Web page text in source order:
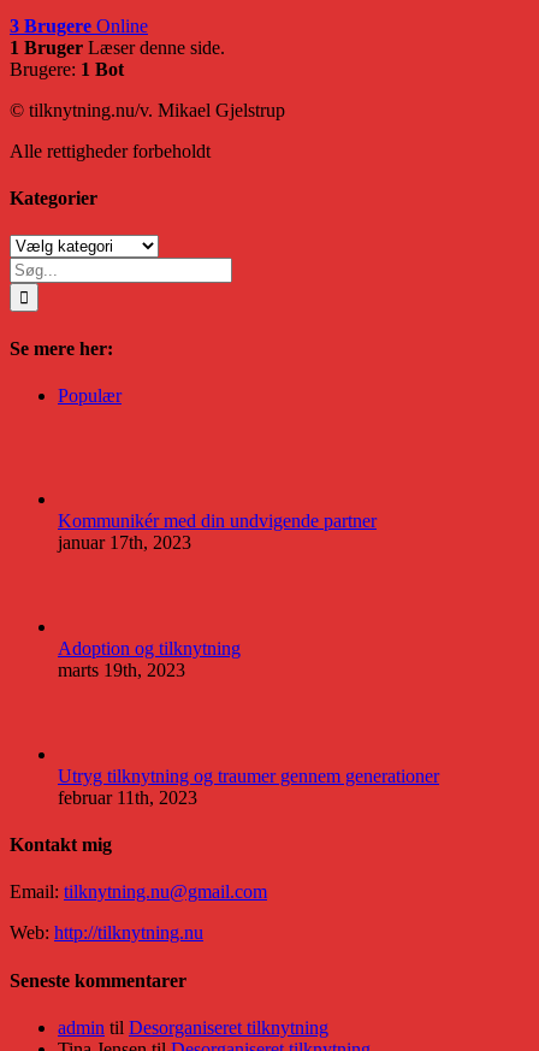
3 Brugere Online
1 Bruger Læser denne side.
Brugere: 1 Bot
© tilknytning.nu/v. Mikael Gjelstrup
Alle rettigheder forbeholdt
Kategorier
Kategorier
Søg
efter:
Se mere her:
Populær
Kommunikér med din undvigende partner
januar 17th, 2023
Adoption og tilknytning
marts 19th, 2023
Utryg tilknytning og traumer gennem generationer
februar 11th, 2023
Kontakt mig
Email: tilknytning.nu@gmail.com
Web: http://tilknytning.nu
Seneste kommentarer
admin til Desorganiseret tilknytning